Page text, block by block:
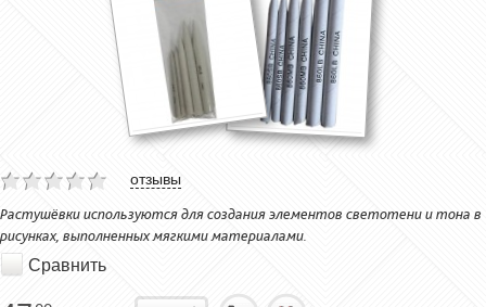
отзывы
Растушёвки используются для создания элементов светотени и тона в
рисунках, выполненных мягкими материалами.
Сравнить